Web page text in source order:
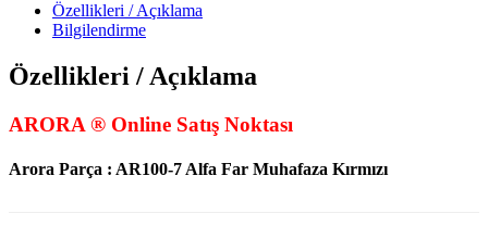
Özellikleri / Açıklama
Bilgilendirme
Özellikleri / Açıklama
ARORA ® Online Satış Noktası
Arora Parça : AR100-7 Alfa Far Muhafaza Kırmızı